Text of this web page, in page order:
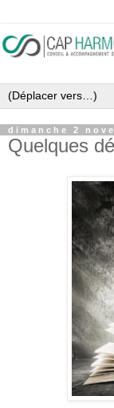
dimanche 2
Quelques